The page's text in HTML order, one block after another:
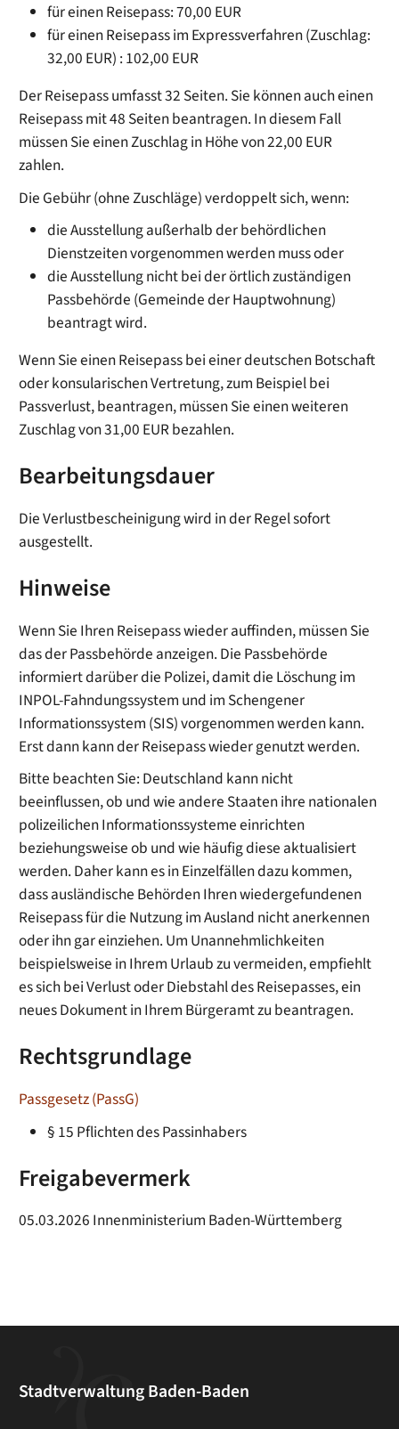
für einen Reisepass: 70,00 EUR
für einen Reisepass im Expressverfahren(Zuschlag:
32,00 EUR) : 102,00 EUR
Der Reisepass umfasst 32 Seiten. Sie können auch einen
Reisepass mit 48 Seiten beantragen. In diesem Fall
müssen Sie einen Zuschlag in Höhe von 22,00 EUR
zahlen.
Die Gebühr (ohne Zuschläge) verdoppelt sich, wenn:
die Ausstellung außerhalb der behördlichen
Dienstzeiten vorgenommen werden muss oder
die Ausstellung nicht bei der örtlich zuständigen
Passbehörde (Gemeinde der Hauptwohnung)
beantragt wird.
Wenn Sie einen Reisepass bei einer deutschen Botschaft
oder konsularischen Vertretung, zum Beispiel bei
Passverlust, beantragen, müssen Sie einen weiteren
Zuschlag von 31,00 EUR bezahlen.
Bearbeitungsdauer
Die Verlustbescheinigung wird in der Regel sofort
ausgestellt.
Hinweise
Wenn Sie Ihren Reisepass wieder auffinden, müssen Sie
das der Passbehörde anzeigen. Die Passbehörde
informiert darüber die Polizei, damit die Löschung im
INPOL-Fahndungssystem und im Schengener
Informationssystem (SIS) vorgenommen werden kann.
Erst dann kann der Reisepass wieder genutzt werden.
Bitte beachten Sie: Deutschland kann nicht
beeinflussen, ob und wie andere Staaten ihre nationalen
polizeilichen Informationssysteme einrichten
beziehungsweise ob und wie häufig diese aktualisiert
werden. Daher kann es in Einzelfällen dazu kommen,
dass ausländische Behörden Ihren wiedergefundenen
Reisepass für die Nutzung im Ausland nicht anerkennen
oder ihn gar einziehen. Um Unannehmlichkeiten
beispielsweise in Ihrem Urlaub zu vermeiden, empfiehlt
es sich bei Verlust oder Diebstahl des Reisepasses, ein
neues Dokument in Ihrem Bürgeramt zu beantragen.
Rechtsgrundlage
Passgesetz (PassG)
§ 15 Pflichten des Passinhabers
Freigabevermerk
05.03.2026 Innenministerium Baden-Württemberg
Stadtverwaltung Baden-Baden